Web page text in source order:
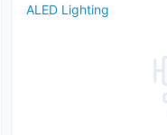
ALED Lighting